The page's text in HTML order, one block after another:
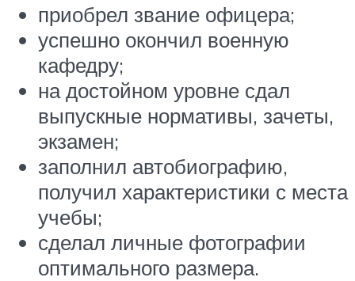
приобрел звание офицера;
успешно окончил военную
кафедру;
на достойном уровне сдал
выпускные нормативы, зачеты,
экзамен;
заполнил автобиографию,
получил характеристики с места
учебы;
сделал личные фотографии
оптимального размера.